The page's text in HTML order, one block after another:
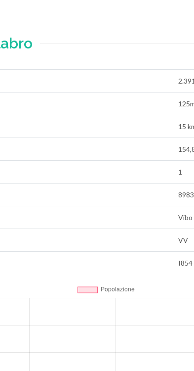
2.391
15
1
Vibo
VV
I854